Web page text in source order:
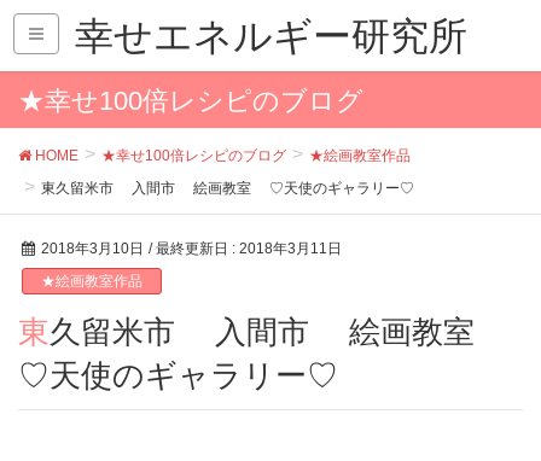
幸せエネルギー研究所
★幸せ100倍レシピのブログ
HOME ★幸せ100倍レシピのブログ
★絵画教室作品
東久留米市 入間市 絵画教室 ♡天使のギャラリー♡
2018年3月10日 / 最終更新日 : 2018年3月11日
★絵画教室作品
東久留米市 入間市 絵画教室
♡天使のギャラリー♡